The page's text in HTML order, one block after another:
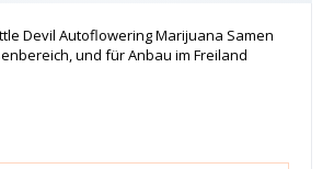
Devil Autoflowering Marijuana Samen
und für Anbau im Freiland